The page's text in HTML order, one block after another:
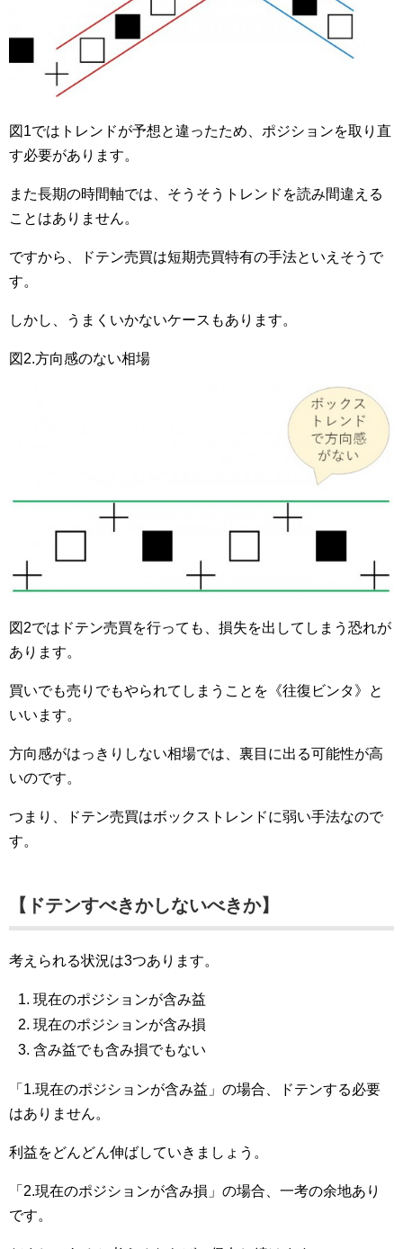
図1ではトレンドが予想と違ったため、ポジションを取り直
す必要があります。
また長期の時間軸では、そうそうトレンドを読み間違える
ことはありません。
ですから、ドテン売買は短期売買特有の手法といえそうで
す。
しかし、うまくいかないケースもあります。
図2.方向感のない相場
図2ではドテン売買を行っても、損失を出してしまう恐れが
あります。
買いでも売りでもやられてしまうことを《往復ビンタ》と
いいます。
方向感がはっきりしない相場では、裏目に出る可能性が高
いのです。
つまり、ドテン売買はボックストレンドに弱い手法なので
す。
【ドテンすべきかしないべきか】
考えられる状況は3つあります。
現在のポジションが含み益
現在のポジションが含み損
含み益でも含み損でもない
「1.現在のポジションが含み益」の場合、ドテンする必要
はありません。
利益をどんどん伸ばしていきましょう。
「2.現在のポジションが含み損」の場合、一考の余地あり
です。